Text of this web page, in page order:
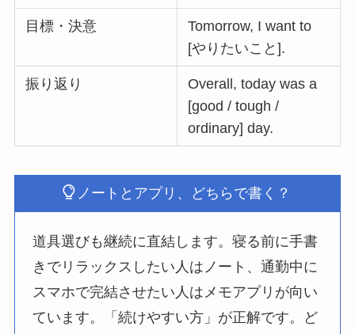
目標・決意
Tomorrow, I want to
[やりたいこと].
振り返り
Overall, today was a
[good / tough /
ordinary] day.
ノートとアプリ、どちらで書く？
道具選びも継続に直結します。寝る前に手書
きでリラックスしたい人はノート、通勤中に
スマホで完結させたい人はメモアプリが向い
ています。「続けやすい方」が正解です。ど